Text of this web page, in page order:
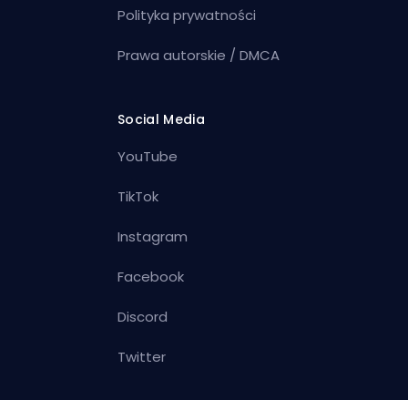
Polityka prywatności
Prawa autorskie / DMCA
Social Media
YouTube
TikTok
Instagram
Facebook
Discord
Twitter